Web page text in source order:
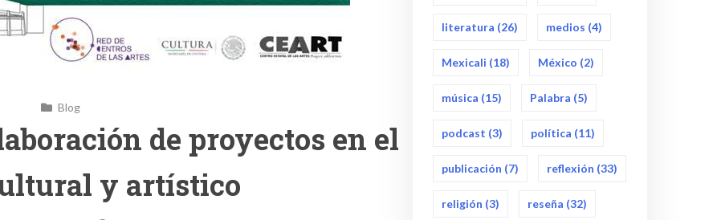
Blog
de proyectos en el
y artístico
literatura (26) medios (4)
Mexicali (18) México (2)
música (15) Palabra (5)
podcast (3) política (11)
publicación (7) reflexión (33)
religión (3) reseña (32)